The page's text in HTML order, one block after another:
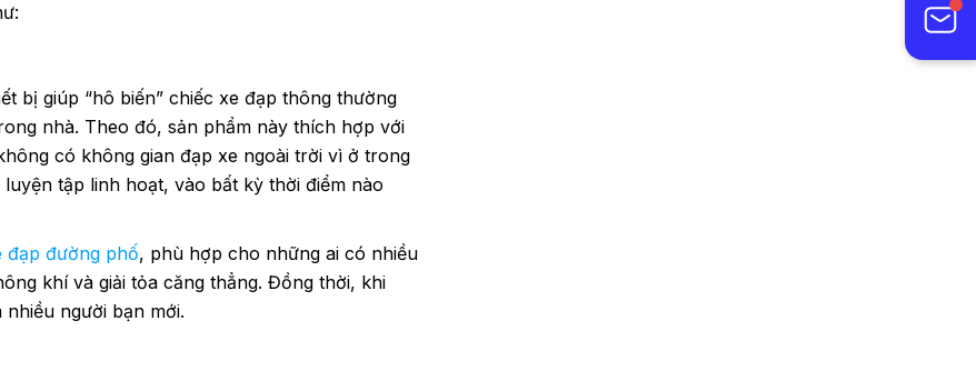
bị giúp “hô biến” chiếc xe đạp thông thường
nhà. Theo đó, sản phẩm này thích hợp với
có không gian đạp xe ngoài trời vì ở trong
tập linh hoạt, vào bất kỳ thời điểm nào
đạp đường phố, phù hợp cho những ai có nhiều
khí và giải tỏa căng thẳng. Đồng thời, khi
người bạn mới.